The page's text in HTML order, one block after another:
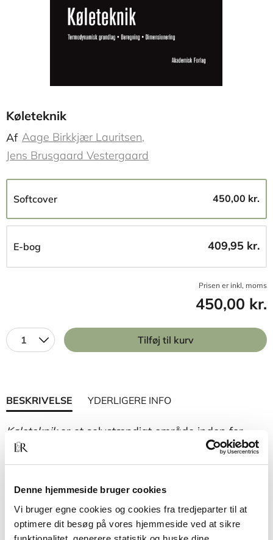
Denne hjemmeside bruger cookies
Vi bruger egne cookies og cookies fra tredjeparter til at
optimere dit besøg på vores hjemmeside ved at sikre
Køleteknik
Af Aage Birkkjær Lauritsen
Jens Brusgaard Vestergaard
Softcover 450,00 kr.
E-bog 409,95 kr.
Prisen er inkl, moms
450,00 kr.
1 Tilføj til kurv
BESKRIVELSE YDERLIGERE INFO
Køletekniker et selvstændigt område inden for
maskinteknikken med en lang tradition. Køleanlæg
proces- og komfortformål.
Køleteknikgiver en grundig indføring i
køleteknikkens teoretiske grundlag, som hviler på